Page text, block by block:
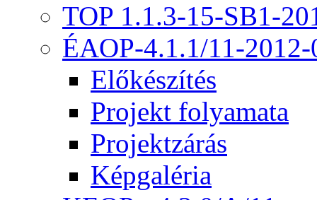
TOP 1.1.3-15-SB1-
ÉAOP-4.1.1/11-2012-
Előkészítés
Projekt folyamata
Projektzárás
Képgaléria